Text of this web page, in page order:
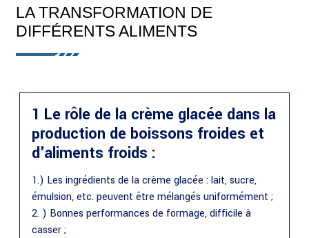
LA TRANSFORMATION DE
DIFFÉRENTS ALIMENTS
1 Le rôle de la crème glacée dans la
production de boissons froides et
d'aliments froids :
1.) Les ingrédients de la crème glacée : lait, sucre,
émulsion, etc. peuvent être mélangés uniformément ;
2. ) Bonnes performances de formage, difficile à
casser ;